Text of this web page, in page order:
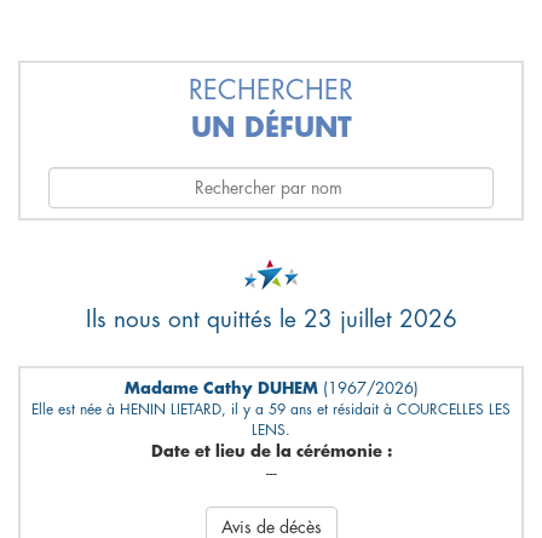
RECHERCHER
UN DÉFUNT
Ils nous ont quittés le 23 juillet 2026
Madame Cathy DUHEM (1967/2026)
Elle est née à HENIN LIETARD, il y a 59 ans et résidait à COURCELLES LES
LENS.
Date et lieu de la cérémonie :
---
Avis de décès